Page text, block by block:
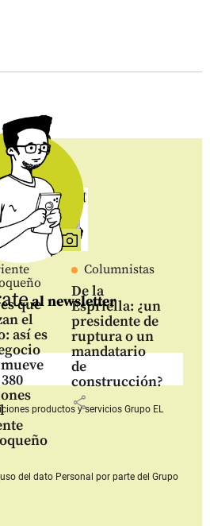
que
el
así es
Columnistas
De la
Espriella: ¿un
presidente de
ruptura o un
mandatario
de
construcción?
share
al newsletter
productos y serviciosGrupo EL
del dato Personal por parte del Grupo